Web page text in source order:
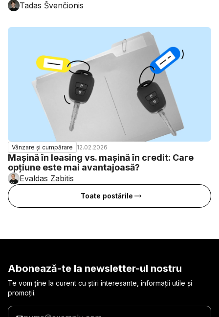
Tadas Švenčionis
Vânzare și cumpărare 12.02.2026
Mașină în leasing vs. mașină în credit: Care
opțiune este mai avantajoasă?
Evaldas Zabitis
Toate postările
Abonează-te la newsletter-ul nostru
Te vom ține la curent cu știri interesante, informații utile și
promoții.
Introduceți